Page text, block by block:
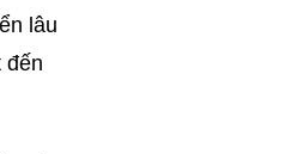
lâu
đến